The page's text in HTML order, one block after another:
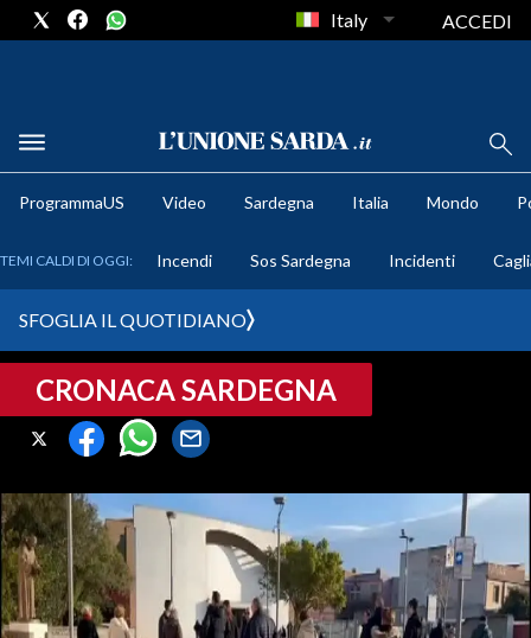
METEO
CRONACA SARDEGNA
CAGLIARI
SULCIS IGLESIENTE
MEDIO CAMPIDANO
ORISTANO E PROVINCIA
SASSARI E PROVINCIA
Italy ACCEDI
ProgrammaUS Video Sardegna Italia Mondo
TEMI CALDI DI OGGI: Incendi Sos Sardegna Incidenti
SFOGLIA IL QUOTIDIANO
CRONACA SARDEGNA